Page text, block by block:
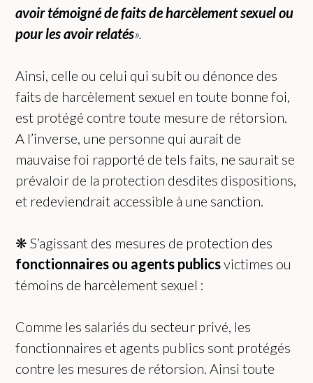
avoir témoigné de faits de harcèlement sexuel ou
pour les avoir relatés».
Ainsi, celle ou celui qui subit ou dénonce des
faits de harcèlement sexuel en toute bonne foi,
est protégé contre toute mesure de rétorsion.
A l’inverse, une personne qui aurait de
mauvaise foi rapporté de tels faits, ne saurait se
prévaloir de la protection desdites dispositions,
et redeviendrait accessible à une sanction.
❋ S’agissant des mesures de protection des
fonctionnaires ou agents publicsvictimes ou
témoins de harcèlement sexuel :
Comme les salariés du secteur privé, les
fonctionnaires et agents publics sont protégés
contre les mesures de rétorsion. Ainsi toute